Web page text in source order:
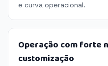
e curva operacional.
Operação com forte
customização